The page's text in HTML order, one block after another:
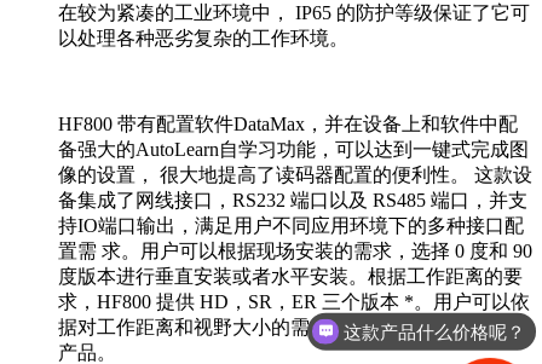
在较为紧凑的工业环境中， IP65 的防护等级保证了它可
以处理各种恶劣复杂的工作环境。
HF800 带有配置软件DataMax，并在设备上和软件中配
备强大的AutoLearn自学习功能，可以达到一键式完成图
像的设置， 很大地提高了读码器配置的便利性。 这款设
备集成了网线接口，RS232 端口以及 RS485 端口，并支
持IO端口输出，满足用户不同应用环境下的多种接口配
置需 求。用户可以根据现场安装的需求，选择 0 度和 90
度版本进行垂直安装或者水平安装。根据工作距离的要
求，HF800 提供 HD，SR，ER 三个版本 *。用户可以依
据对工作距离和视野大小的需求不同，选择适合自己的
产品。
这款产品什么价格呢？